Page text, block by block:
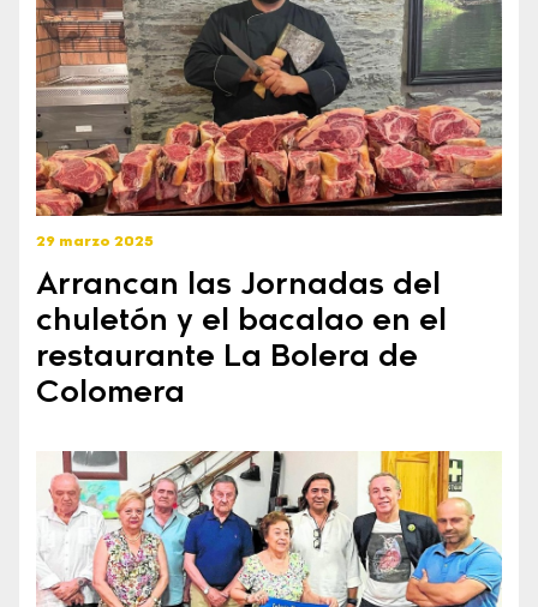
29 marzo 2025
Arrancan las Jornadas del
chuletón y el bacalao en el
restaurante La Bolera de
Colomera